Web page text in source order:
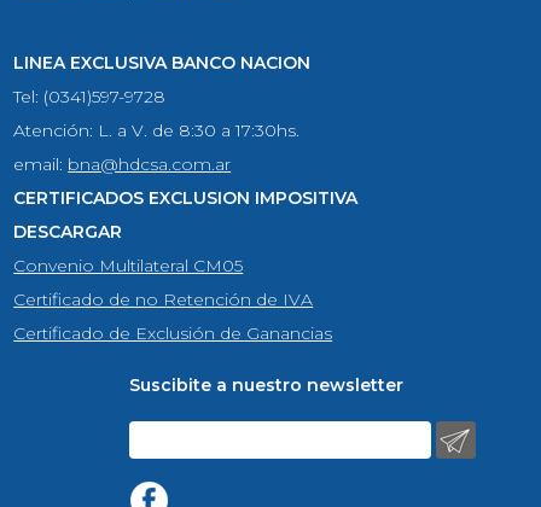
LINEA EXCLUSIVA BANCO NACION
Tel: (0341)597-9728
Atención: L. a V. de 8:30 a 17:30hs.
email: bna@hdcsa.com.ar
CERTIFICADOS EXCLUSION IMPOSITIVA
DESCARGAR
Convenio Multilateral CM05
Certificado de no Retención de IVA
Certificado de Exclusión de Ganancias
Suscibite a nuestro newsletter